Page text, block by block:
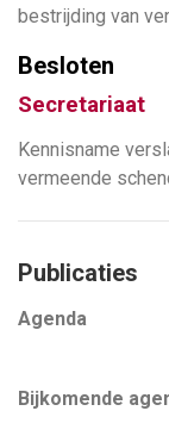
bestrijding van
Besloten
Secretariaat
Kennisname
vermeende
Publicaties
Agenda
Bijkomende